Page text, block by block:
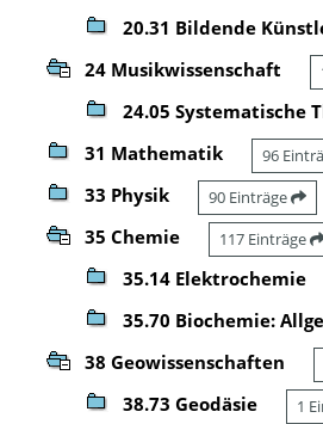
20.31 Bildende
24 Musikwissenschaft
24.05 Systematische
31 Mathematik 96
33 Physik 90 Einträge
35 Chemie 117 Einträge
35.14 Elektrochemie
35.70 Biochemie:
38 Geowissenschaften
38.73 Geodäsie 1